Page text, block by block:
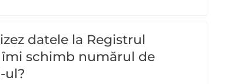
datele la Registrul
schimb numărul de
ul?